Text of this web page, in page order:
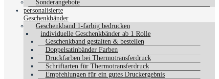
Sonderangebote
personalisierte
Geschenkbänder
Geschenkband 1-farbig bedrucken
individuelle Geschenkbänder ab 1 Rolle
Geschenkband gestalten & bestellen
Doppelsatinbänder Farben
Druckfarben bei Thermotransferdruck
Schriftarten für Thermotransferdruck
Empfehlungen für ein gutes Druckergebnis